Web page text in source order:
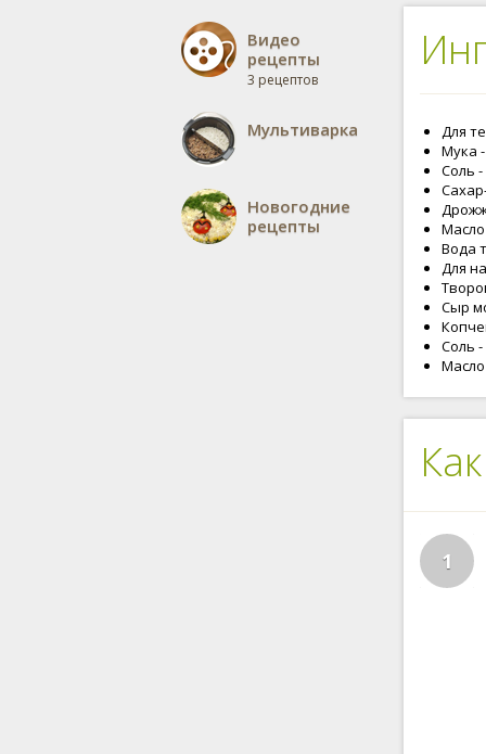
Видео
рецепты
3 рецептов
Мультиварка
Новогодние
рецепты
Для
Мука
Соль
Вода
Для
Сыр
Соль -
Масло
1